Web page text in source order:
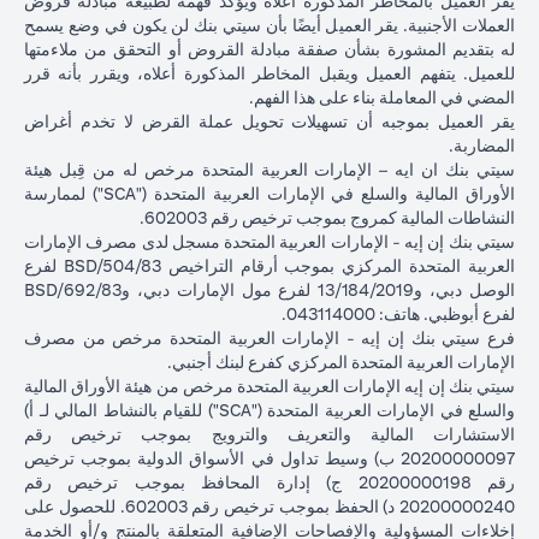
بعد شهر
واحد
إجمالي
الربح /
الخسارة
إجمالي الخسارة =
1,959.18 دولار
دولار أمريكي ناقص
102,125.85 دولار
أمريكي)
إجمالي الربح =
83.34 دولار
أمريكي
(100,166.67 دولار
أمريكي ناقص
100,083.33 دولار
أمريكي)
إجمالي الربح
2,045.75
دولار
98,120.92)
الأسعار المذكورة في الجدول التوضيحي أعلاه (أ) تشمل الفارق السعري
المستحق البنك؛ و (ب) لا تدل على أسعار الفائدة السابقة أو المستقبلية أو
أسعار الصرف الفورية.
يرجى ملاحظة النقاط التالية عند إجراء معاملات تحويل عملة القرض:
تتوقف قدرتك على القيام بمعاملات تحويل عملة القرض على توافر
هامش كافٍ في محفظتك، ذلك أن نقص الهامش الناتج عن ارتفاع قيمة
عملة القرض الحالية من شأنه أن يؤثر على قدرتك على إجراء معاملات
تحويل عملة القرض. قد تتطلب معاملات تحويل عملة القرض إيداع أموال
إضافية (طلب الهامش) بسبب تقلبات العملات الأجنبية، مما يؤدي إلى
ارتفاع قيمة عملة القرض الجديدة مقابل عملة قرضك السابقة.
تأتي عملات القروض المختلفة بأسعار فائدة مختلفة، بعضها أعلى وبعضها
العملات الأجنبية. يقر العميل أيضًا بأن سيتي بنك لن يكون في وضع يسمح
له بتقديم المشورة بشأن صفقة مبادلة القروض أو التحقق من ملاءمتها
للعميل. يتفهم العميل ويقبل المخاطر المذكورة أعلاه، ويقرر بأنه قرر
المضي في المعاملة بناء على هذا الفهم.
يقر العميل بموجبه أن تسهيلات تحويل عملة القرض لا تخدم أغراض
المضاربة.
سيتي بنك ان ايه – الإمارات العربية المتحدة مرخص له من قِبل هيئة
الأوراق المالية والسلع في الإمارات العربية المتحدة ("SCA") لممارسة
النشاطات المالية كمروج بموجب ترخيص رقم 602003.
سيتي بنك إن إيه - الإمارات العربية المتحدة مسجل لدى مصرف الإمارات
العربية المتحدة المركزي بموجب أرقام التراخيص BSD/504/83 لفرع
الوصل دبي، و13/184/2019 لفرع مول الإمارات دبي، وBSD/692/83
لفرع أبوظبي. هاتف: 043114000.
فرع سيتي بنك إن إيه - الإمارات العربية المتحدة مرخص من مصرف
الإمارات العربية المتحدة المركزي كفرع لبنك أجنبي.
سيتي بنك إن إيه الإمارات العربية المتحدة مرخص من هيئة الأوراق المالية
والسلع في الإمارات العربية المتحدة ("SCA") للقيام بالنشاط المالي لـ أ)
الاستشارات المالية والتعريف والترويج بموجب ترخيص رقم
20200000097 ب) وسيط تداول في الأسواق الدولية بموجب ترخيص
رقم 20200000198 ج) إدارة المحافظ بموجب ترخيص رقم
20200000240 د) الحفظ بموجب ترخيص رقم 602003. للحصول على
إخلاءات المسؤولية والإفصاحات الإضافية المتعلقة بالمنتج و/أو الخدمة